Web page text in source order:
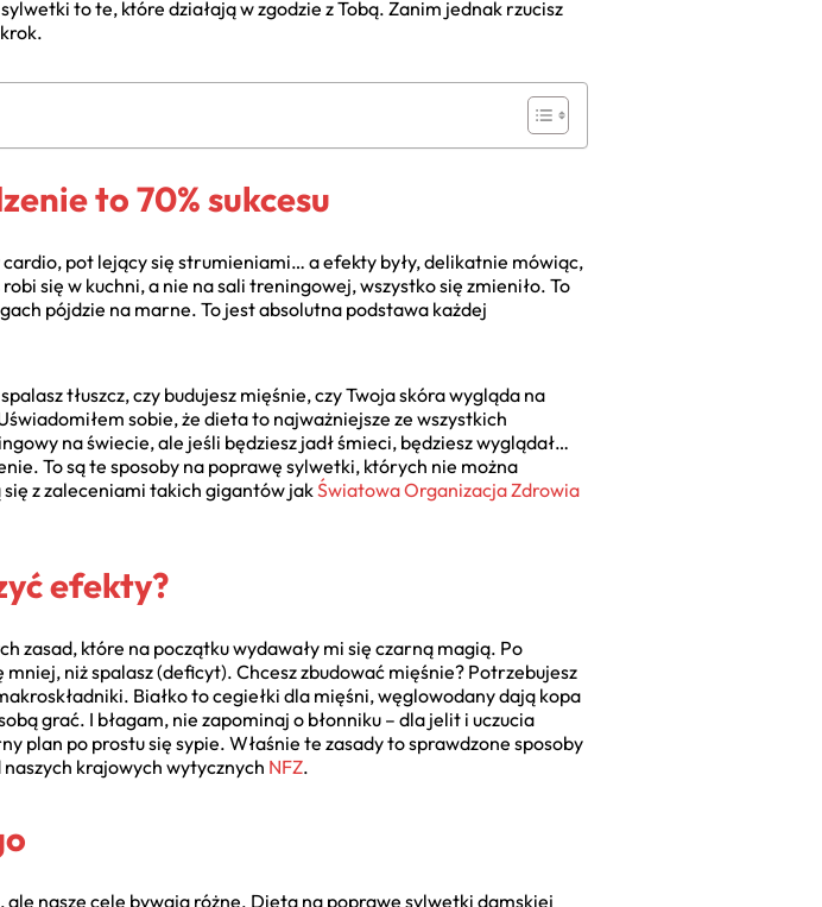
to te, które działają w zgodzie z Tobą. Zanim jednak rzucisz
to 70% sukcesu
pot lejący się strumieniami… a efekty były, delikatnie mówiąc,
się w kuchni, a nie na sali treningowej, wszystko się zmieniło. To
pójdzie na marne. To jest absolutna podstawa każdej
tłuszcz, czy budujesz mięśnie, czy Twoja skóra wygląda na
sobie, że dieta to najważniejsze ze wszystkich
na świecie, ale jeśli będziesz jadł śmieci, będziesz wyglądał…
To są te sposoby na poprawę sylwetki, których nie można
z zaleceniami takich gigantów jakŚwiatowa Organizacja Zdrowia
efekty?
zasad, które na początku wydawały mi się czarną magią. Po
niż spalasz (deficyt). Chcesz zbudować mięśnie? Potrzebujesz
Białko to cegiełki dla mięśni, węglowodany dają kopa
grać. I błagam, nie zapominaj o błonniku – dla jelit i uczucia
plan po prostu się sypie. Właśnie te zasady to sprawdzone sposoby
krajowych wytycznych NFZ.
ale nasze cele bywają różne. Dieta na poprawę sylwetki damskiej